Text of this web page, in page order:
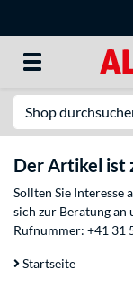
Der Artikel ist
Sollten Sie Interesse
sich zur Beratung an
Rufnummer: +41 31
Startseite